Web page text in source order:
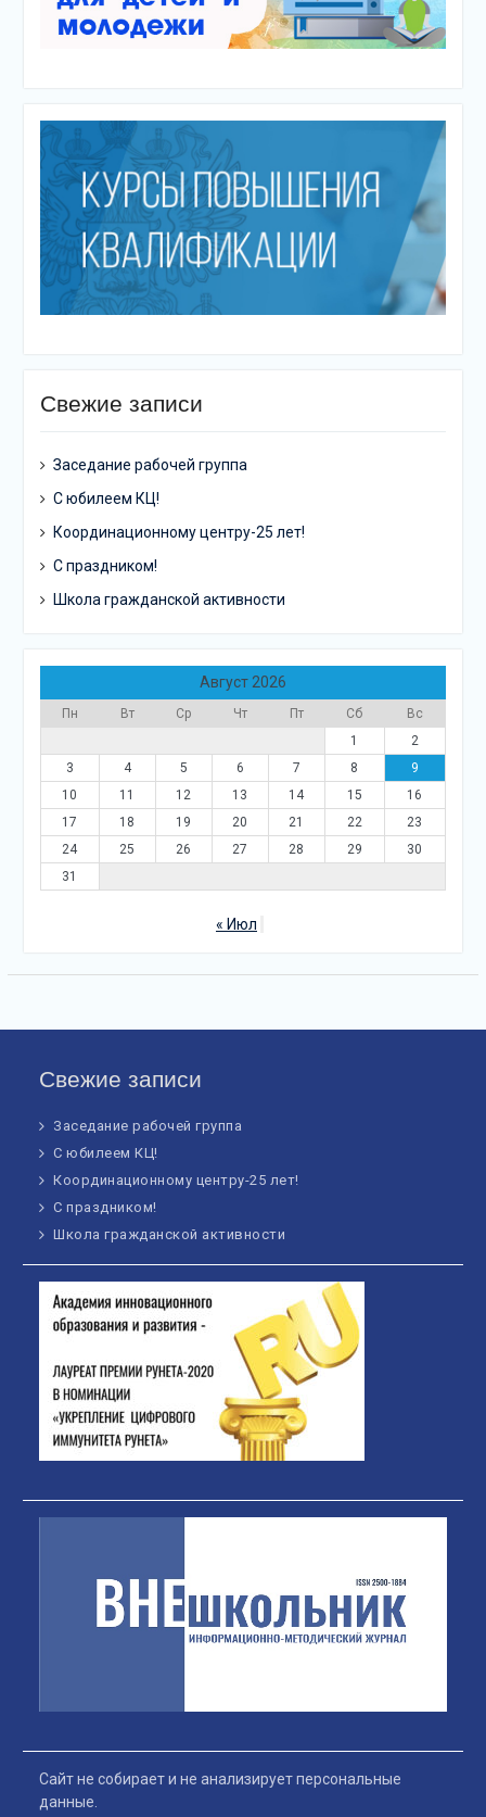
Свежие записи
Заседание рабочей группа
С юбилеем КЦ!
Координационному центру-25 лет!
С праздником!
Школа гражданской активности
Август 2026
Пн Вт Ср Чт Пт Сб
Вс
1
2
3
4 5 6 7 8
9
10
11 12 13 14 15
16
17
18 19 20 21 22
23
24
25 26 27 28 29
30
31
« Июл
Свежие записи
Заседание рабочей группа
С юбилеем КЦ!
Координационному центру-25 лет!
С праздником!
Школа гражданской активности
Сайт не собирает и не анализирует персональные
данные.